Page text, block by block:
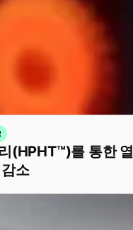
(HPHT™)를 통한 열
소